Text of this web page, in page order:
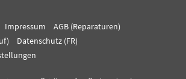
Impressum
AGB (Reparaturen)
Datenschutz (FR)